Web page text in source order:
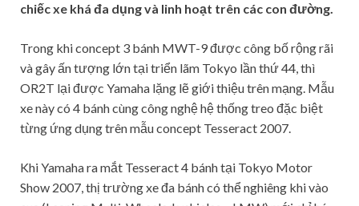
chiếc xe khá đa dụng và linh hoạt trên các con đường.
Trong khi concept 3 bánh MWT-9 được công bố rộng rãi
và gây ấn tượng lớn tại triển lãm Tokyo lần thứ 44, thì
OR2T lại được Yamaha lặng lẽ giới thiệu trên mạng. Mẫu
xe này có 4 bánh cùng công nghệ hệ thống treo đặc biệt
từng ứng dụng trên mẫu concept Tesseract 2007.
Khi Yamaha ra mắt Tesseract 4 bánh tại Tokyo Motor
Show 2007, thị trường xe đa bánh có thể nghiêng khi vào